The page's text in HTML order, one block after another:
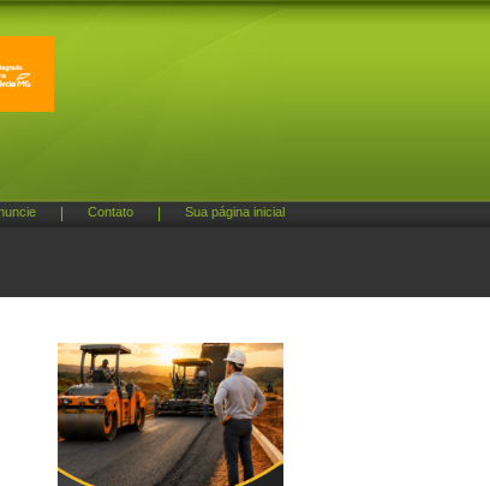
Contato Sua página inicial